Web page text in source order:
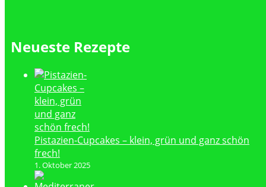
Neueste Rezepte
Pistazien-Cupcakes – klein, grün und ganz schön
frech!
1. Oktober 2025